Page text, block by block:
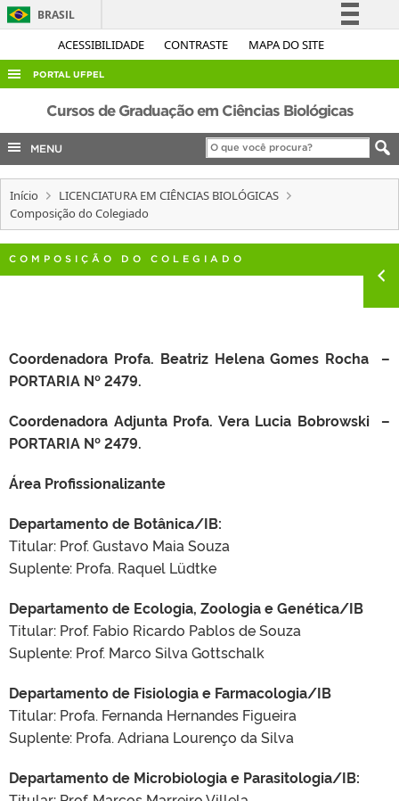
ACESSIBILIDADE CONTRASTE MAPA DO SITE
BRASIL
Simplifique!
Acesso à informação
Legislação
Canais
PORTAL UFPEL
ACESSO À INFORMAÇÃO
AUDITORIA
COBALTO
CONCURSOS
INTERNACIONAL
Cursos de Graduação em Ciências Biológicas
MENU
Início
LICENCIATURA EM CIÊNCIAS BIOLÓGICAS
Composição do Colegiado
COMPOSIÇÃO DO COLEGIADO
Coordenadora Profa. Beatriz Helena Gomes Rocha –
PORTARIA Nº 2479.
Coordenadora Adjunta Profa. Vera Lucia Bobrowski –
PORTARIA Nº 2479.
Área Profissionalizante
Departamento de Botânica/IB:
Titular: Prof. Gustavo Maia Souza
Suplente: Profa. Raquel Lüdtke
Departamento de Ecologia, Zoologia e Genética/IB
Titular: Prof. Fabio Ricardo Pablos de Souza
Suplente: Prof. Marco Silva Gottschalk
Departamento de Fisiologia e Farmacologia/IB
Titular: Profa. Fernanda Hernandes Figueira
Suplente: Profa. Adriana Lourenço da Silva
Departamento de Microbiologia e Parasitologia/IB: